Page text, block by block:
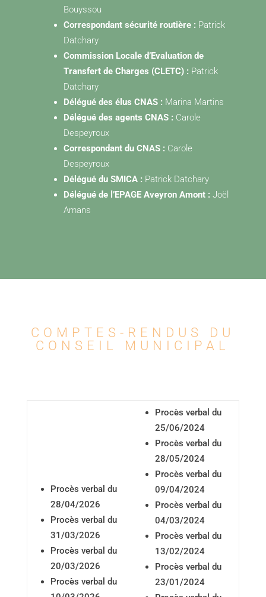
Bouyssou
Correspondant sécurité routière : Patrick
Datchary
Commission Locale d’Evaluation de
Transfert de Charges (CLETC) : Patrick
Datchary
Délégué des élus CNAS : Marina Martins
Délégué des agents CNAS : Carole
Despeyroux
Correspondant du CNAS : Carole
Despeyroux
Délégué du SMICA : Patrick Datchary
Délégué de l’EPAGE Aveyron Amont : Joël
Amans
COMPTES-RENDUS DU
CONSEIL MUNICIPAL
Procès verbal du
28/04/2026
Procès verbal du
31/03/2026
Procès verbal du
20/03/2026
Procès verbal du
Procès verbal du
25/06/2024
Procès verbal du
28/05/2024
Procès verbal du
09/04/2024
Procès verbal du
04/03/2024
Procès verbal du
13/02/2024
Procès verbal du
23/01/2024